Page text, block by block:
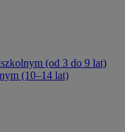
(od 3 do 9 lat)
(10–14 lat)